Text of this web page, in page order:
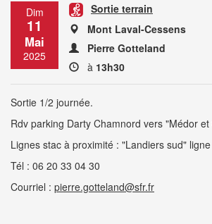
Dim
11
Mai
2025
Sortie terrain
Mont Laval-Cessens
Pierre Gotteland
à 13h30
Sortie 1/2 journée.
Rdv parking Darty Chamnord vers "Médor
Lignes stac à proximité : "Landiers sud"
Tél : 06 20 33 04 30
Courriel : pierre.gotteland@sfr.fr